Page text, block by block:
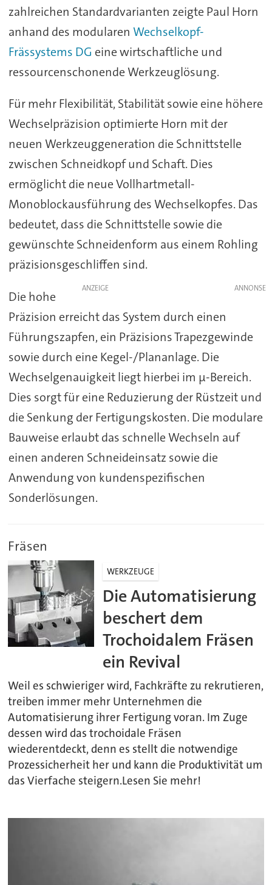
zahlreichen Standardvarianten zeigte Paul Horn
anhand des modularen Wechselkopf-
Frässystems DG eine wirtschaftliche und
ressourcenschonende Werkzeuglösung.
Für mehr Flexibilität, Stabilität sowie eine höhere
Wechselpräzision optimierte Horn mit der
neuen Werkzeuggeneration die Schnittstelle
zwischen Schneidkopf und Schaft. Dies
ermöglicht die neue Vollhartmetall-
Monoblockausführung des Wechselkopfes. Das
bedeutet, dass die Schnittstelle sowie die
gewünschte Schneidenform aus einem Rohling
präzisionsgeschliffen sind.
ANZEIGE
Die hohe
Präzision erreicht das System durch einen
Führungszapfen, ein Präzisions Trapezgewinde
sowie durch eine Kegel-/Plananlage. Die
Wechselgenauigkeit liegt hierbei im µ-Bereich.
Dies sorgt für eine Reduzierung der Rüstzeit und
die Senkung der Fertigungskosten. Die modulare
Bauweise erlaubt das schnelle Wechseln auf
einen anderen Schneideinsatz sowie die
Anwendung von kundenspezifischen
Sonderlösungen.
Fräsen
WERKZEUGE
Die Automatisierung
beschert dem
Trochoidalem Fräsen
ein Revival
Weil es schwieriger wird, Fachkräfte zu rekrutieren,
treiben immer mehr Unternehmen die
Automatisierung ihrer Fertigung voran. Im Zuge
dessen wird das trochoidale Fräsen
wiederentdeckt, denn es stellt die notwendige
Prozessicherheit her und kann die Produktivität um
das Vierfache steigern.Lesen Sie mehr!